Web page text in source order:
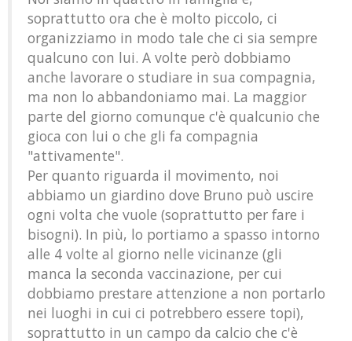
soprattutto ora che è molto piccolo, ci
organizziamo in modo tale che ci sia sempre
qualcuno con lui. A volte però dobbiamo
anche lavorare o studiare in sua compagnia,
ma non lo abbandoniamo mai. La maggior
parte del giorno comunque c'è qualcunio che
gioca con lui o che gli fa compagnia
"attivamente".
Per quanto riguarda il movimento, noi
abbiamo un giardino dove Bruno può uscire
ogni volta che vuole (soprattutto per fare i
bisogni). In più, lo portiamo a spasso intorno
alle 4 volte al giorno nelle vicinanze (gli
manca la seconda vaccinazione, per cui
dobbiamo prestare attenzione a non portarlo
nei luoghi in cui ci potrebbero essere topi),
soprattutto in un campo da calcio che c'è